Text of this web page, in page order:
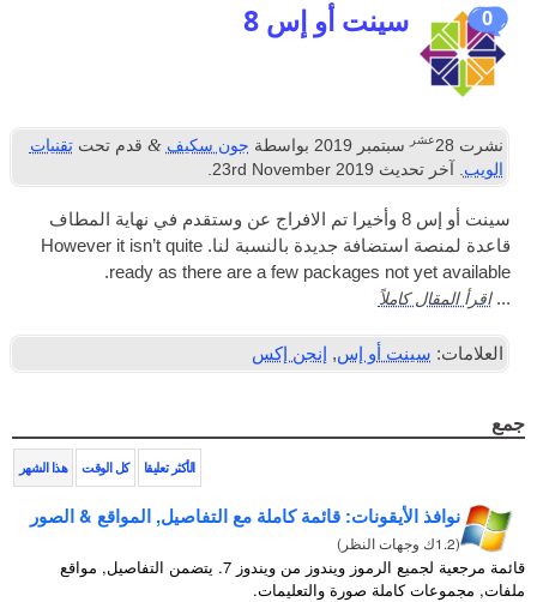
0 سينت أو إس 8
نشرت 28عشر سبتمبر 2019 بواسطة جون سكيف & قدم تحتتقنيات
الويب. آخر تحديث 23rd November2019
.
سينت أو إس 8 وأخيرا تم الافراج عن وستقدم في نهاية المطاف
قاعدة لمنصة استضافة جديدة بالنسبة لنا.How­ever it isn’t quite
ready as there are a few pack­ages not yet available
.
...اقرأ المقال كاملاً
العلامات: سينت أو إس, إنجن إكس
جمع
هذا الشهر كل الوقت الأكثر تعليقا
نوافذ الأيقونات: قائمة كاملة مع التفاصيل, المواقع & الصور
(1.2ك وجهات النظر )
قائمة مرجعية لجميع الرموز ويندوز من ويندوز 7. يتضمن التفاصيل, مواقع
ملفات, مجموعات كاملة صورة والتعليمات.